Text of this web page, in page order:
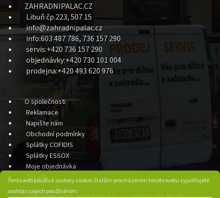
Tento web používá soubory cookie. Dalším procházením tohoto webu vyjadřujete
souhlas s jejich používáním.
ZAHRADNIPALAC.CZ
Libuň čp.223, 507 15
info@zahradnipalac.cz
info:603 487 786, 736 157 290
servis:+420 736 157 290
objednávky:+420 730 101 004
prodejna:+420 493 620 976
O společnosti
Reklamace
Napište nám
Obchodní podmínky
Splátky COFIDIS
Splátky ESSOX
Moje objednávka
Zásady